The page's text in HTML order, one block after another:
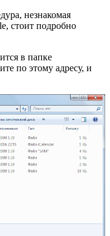
незнакомая
стоит подробно
в папке
по этому адресу, и